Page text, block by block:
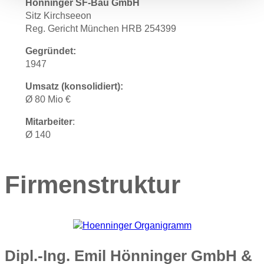
Hönninger SF-Bau GmbH
Sitz Kirchseeon
Reg. Gericht München HRB 254399
Gegründet:
1947
Umsatz (konsolidiert):
Ø 80 Mio €
Mitarbeiter:
Ø 140
Firmenstruktur
Dipl.-Ing. Emil Hönninger GmbH &